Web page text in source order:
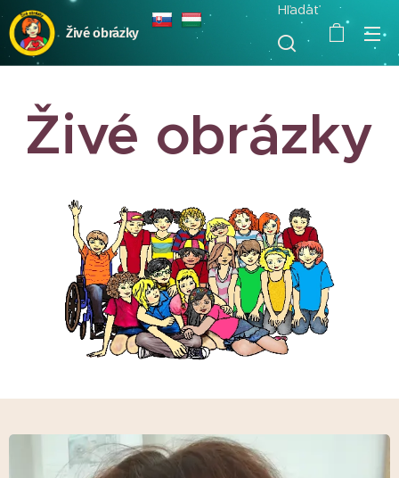
Živé obrázky
Hľadať
Živé obrázky